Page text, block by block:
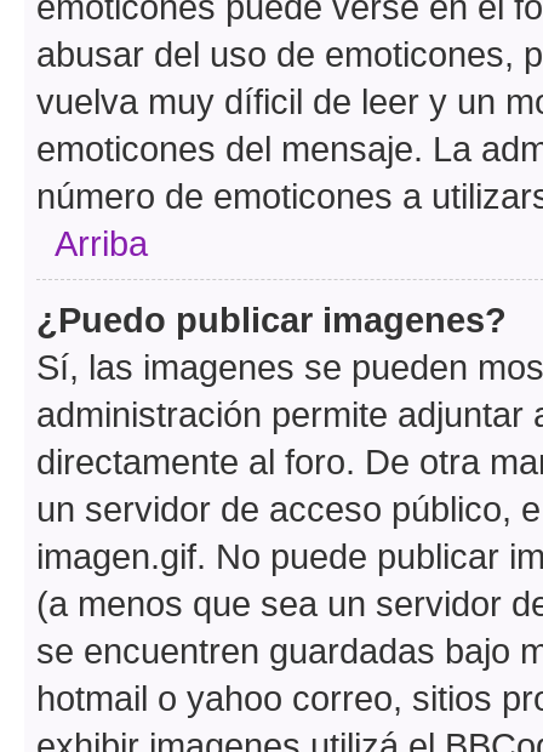
abusar del uso de emoticones,
vuelva muy díficil de leer y un
emoticones del mensaje. La
número de emoticones a
Arriba
¿Puedo publicar imagenes?
Sí, las imagenes se pueden
administración permite
directamente al foro. De otra
un servidor de acceso público,
imagen.gif. No puede publicar
(a menos que sea un servidor
se encuentren guardadas bajo
hotmail o yahoo correo, sitios